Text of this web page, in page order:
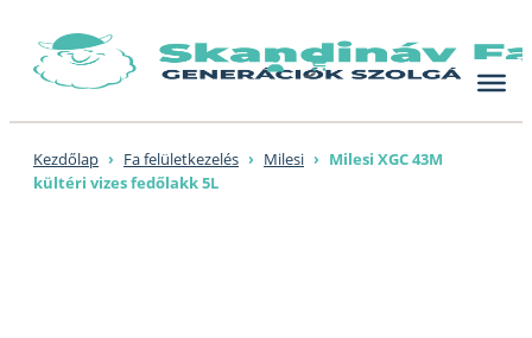
content
Kezdőlap › Fa felületkezelés › Milesi › Milesi XGC 43M
kültéri vizes fedőlakk 5L